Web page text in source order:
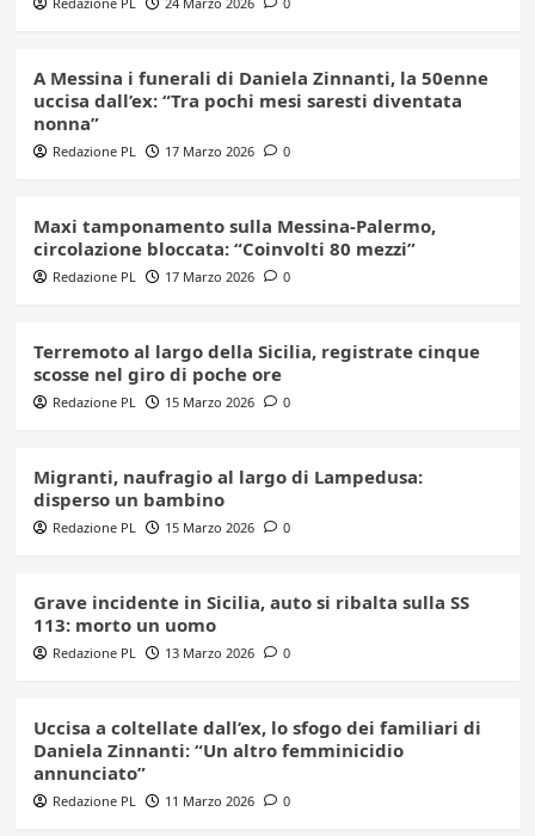
A Messina i funerali di Daniela Zinnanti, la 50enne
uccisa dall’ex: “Tra pochi mesi saresti diventata
nonna”
Redazione PL 17 Marzo 2026 0
Maxi tamponamento sulla Messina-Palermo,
circolazione bloccata: “Coinvolti 80 mezzi”
Redazione PL 17 Marzo 2026 0
Terremoto al largo della Sicilia, registrate cinque
scosse nel giro di poche ore
Redazione PL 15 Marzo 2026 0
Migranti, naufragio al largo di Lampedusa:
disperso un bambino
Redazione PL 15 Marzo 2026 0
Grave incidente in Sicilia, auto si ribalta sulla SS
113: morto un uomo
Redazione PL 13 Marzo 2026 0
Uccisa a coltellate dall’ex, lo sfogo dei familiari di
Daniela Zinnanti: “Un altro femminicidio
annunciato”
Redazione PL 11 Marzo 2026 0